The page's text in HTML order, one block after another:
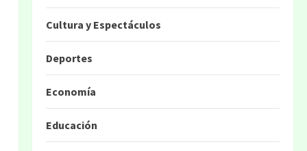
Cultura y Espectáculos
Deportes
Economía
Educación